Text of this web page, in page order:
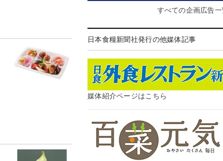
すべての企画広告
日本食糧新聞社発行の他媒体記事
媒体紹介ページはこちら